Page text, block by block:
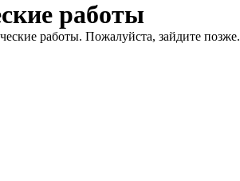
работы
работы. Пожалуйста, зайдите позже.